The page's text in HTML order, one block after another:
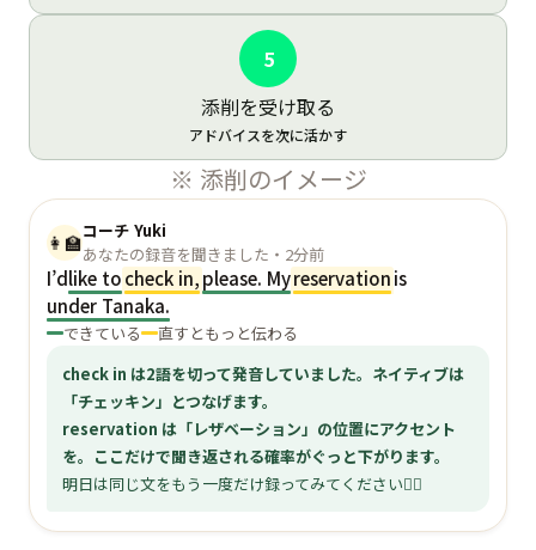
5
添削を受け取る
アドバイスを次に活かす
※ 添削のイメージ
👩‍🏫コーチ Yuki
あなたの録音を聞きました・2分前
I’dlike tocheck in,please. Myreservationis
under Tanaka.
できている
直すともっと伝わる
check in は2語を切って発音していました。ネイティブは
「チェッキン」とつなげます。
reservation は「レザベーション」の位置にアクセント
を。ここだけで聞き返される確率がぐっと下がります。
明日は同じ文をもう一度だけ録ってみてください🙆‍♀️